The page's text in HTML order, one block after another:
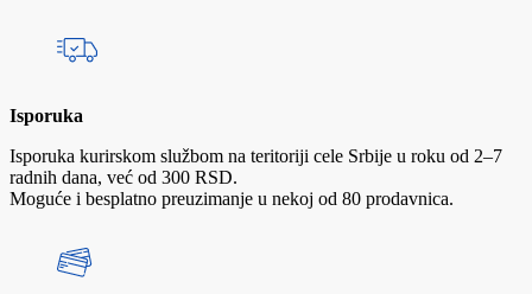
Isporuka
Isporuka kurirskom službom na teritoriji cele Srbije u roku od 2–7
radnih dana, već od 300 RSD.
Moguće i besplatno preuzimanje u nekoj od 80 prodavnica.